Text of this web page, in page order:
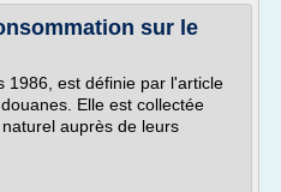
sur le
1986, est définie par l'article
Elle est collectée
auprès de leurs